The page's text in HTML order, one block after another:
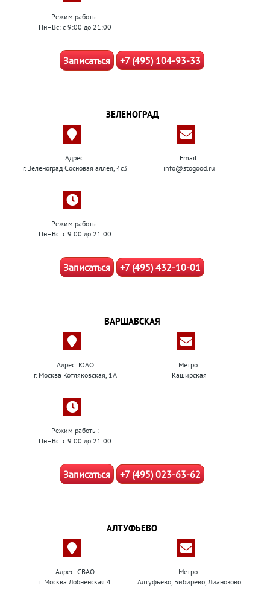
Режим работы:
Пн–Вс: с 9:00 до 21:00
Записаться +7 (495) 104-93-33
ЗЕЛЕНОГРАД
Адрес:
г. Зеленоград Сосновая аллея, 4с3
Email:
info@stogood.ru
Режим работы:
Пн–Вс: с 9:00 до 21:00
Записаться +7 (495) 432-10-01
ВАРШАВСКАЯ
Адрес: ЮАО
г. Москва Котляковская, 1А
Метро:
Каширская
Режим работы:
Пн–Вс: с 9:00 до 21:00
Записаться +7 (495) 023-63-62
АЛТУФЬЕВО
Адрес: СВАО
г. Москва Лобненская 4
Метро:
Алтуфьево, Бибирево, Лианозово